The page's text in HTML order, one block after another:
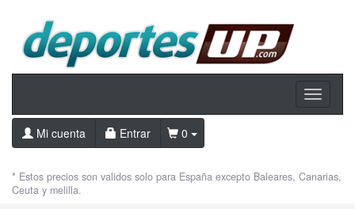
Toggle
Mi cuenta
Entrar 0
* Estos precios son validos solo para España excepto Baleares, Canarias,
Ceuta y melilla.